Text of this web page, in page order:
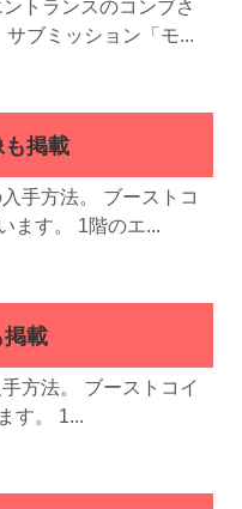
トランスのコンブさ
ブミッション「モ...
掲載
手方法。 ブーストコ
ます。 1階のエ...
載
方法。 ブーストコイ
す。 1...